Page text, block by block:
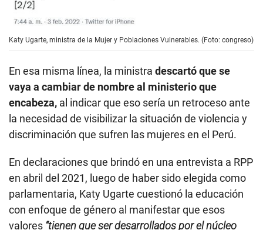
Katy Ugarte, ministra de la Mujer y Poblaciones Vulnerables. (Foto: congreso)
En esa misma línea, la ministra descartó que se
vaya a cambiar de nombre al ministerio que
encabeza, al indicar que eso sería un retroceso ante
la necesidad de visibilizar la situación de violencia y
discriminación que sufren las mujeres en el Perú.
En declaraciones que brindó en una entrevista a RPP
en abril del 2021, luego de haber sido elegida como
parlamentaria, Katy Ugarte cuestionó la educación
con enfoque de género al manifestar que esos
valores “tienen que ser desarrollados por el núcleo